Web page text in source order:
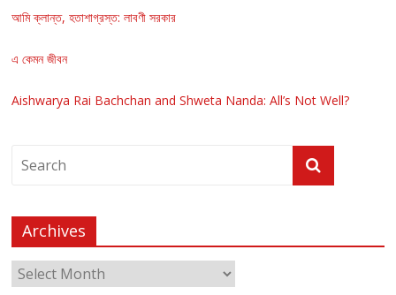
আমি ক্লান্ত, হতাশাগ্রস্ত: লাবণী সরকার
এ কেমন জীবন
Aishwarya Rai Bachchan and Shweta Nanda: All’s Not Well?
Archives